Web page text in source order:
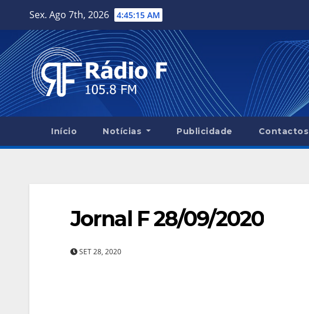
content
Sex. Ago 7th, 2026 4:45:16 AM
Início Notícias Publicidade Contactos
Jornal F 28/09/2020
SET 28, 2020